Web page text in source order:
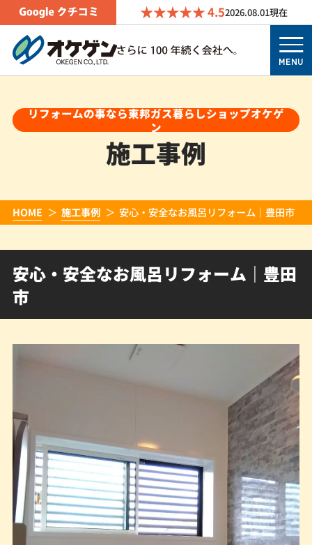
4.52026.08.01現在
MENU
リフォームの事なら東邦ガス暮らしショップオケゲ
ン
施工事例
HOME 施工事例 安心・安全なお風呂リフォーム｜豊田市
安心・安全なお風呂リフォーム｜豊田
市